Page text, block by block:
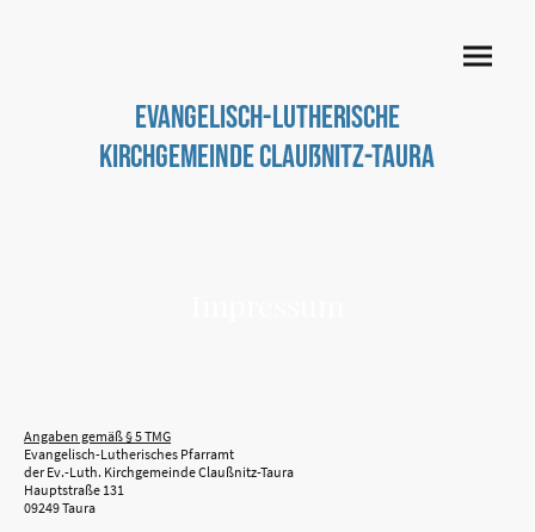
Evangelisch-Lutherische
Kirchgemeinde Claußnitz-Taura
Angaben gemäß § 5 TMG
Evangelisch-Lutherisches Pfarramt
der Ev.-Luth. Kirchgemeinde Claußnitz-Taura
Hauptstraße 131
09249 Taura